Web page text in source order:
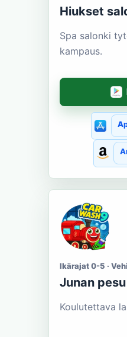
Hiukset
Spa salonki
kampaus.
Ikärajat 0-5 ·
Junan pesu
Koulutettava